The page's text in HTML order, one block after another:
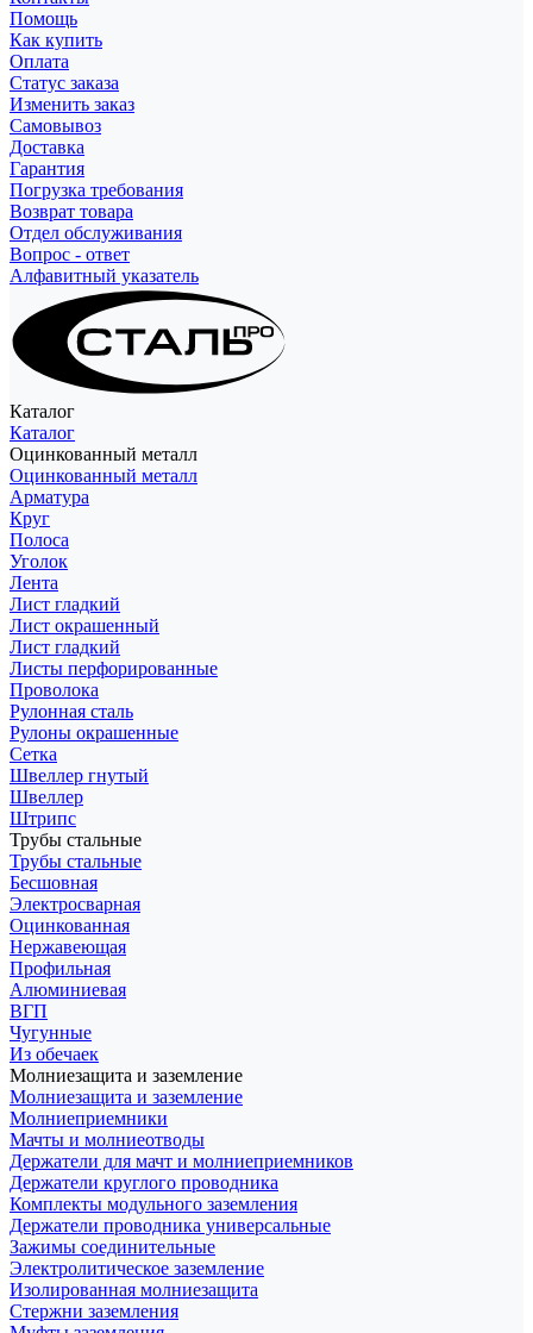
Помощь
Как купить
Оплата
Статус заказа
Изменить заказ
Самовывоз
Доставка
Гарантия
Погрузка требования
Возврат товара
Отдел обслуживания
Вопрос - ответ
Алфавитный указатель
Каталог
Каталог
Оцинкованный металл
Оцинкованный металл
Арматура
Круг
Полоса
Уголок
Лента
Лист гладкий
Лист окрашенный
Лист гладкий
Листы перфорированные
Проволока
Рулонная сталь
Рулоны окрашенные
Сетка
Швеллер гнутый
Швеллер
Штрипс
Трубы стальные
Трубы стальные
Бесшовная
Электросварная
Оцинкованная
Нержавеющая
Профильная
Алюминиевая
ВГП
Чугунные
Из обечаек
Молниезащита и заземление
Молниезащита и заземление
Молниеприемники
Мачты и молниеотводы
Держатели для мачт и молниеприемников
Держатели круглого проводника
Комплекты модульного заземления
Держатели проводника универсальные
Зажимы соединительные
Электролитическое заземление
Изолированная молниезащита
Стержни заземления